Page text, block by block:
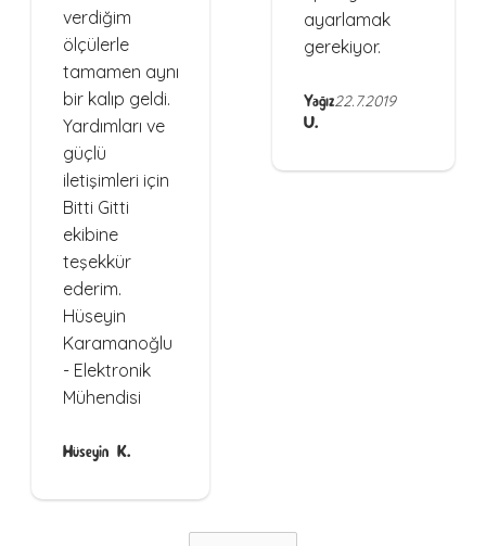
verdiğim
ölçülerle
tamamen aynı
bir kalıp geldi.
Yardımları ve
güçlü
iletişimleri için
Bitti Gitti
ekibine
teşekkür
ederim.
Hüseyin
Karamanoğlu
- Elektronik
Mühendisi
Hüseyin K.
ayarlamak
gerekiyor.
Yağız
U.
22.7.2019